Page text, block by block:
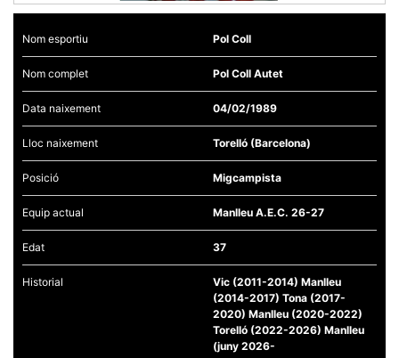
Nom esportiu Pol Coll
Nom complet Pol Coll Autet
Data naixement 04/02/1989
Lloc naixement Torelló (Barcelona)
Posició Migcampista
Equip actual Manlleu A.E.C. 26-27
Edat 37
Historial
Vic (2011-2014) Manlleu
(2014-2017) Tona (2017-
2020) Manlleu (2020-2022)
Torelló (2022-2026) Manlleu
(juny 2026-
Necessàries
són
opcionals,
són
necessàries
funcionament
tècnic de la
Estadístiques
Recopilem
dades
estadístiques
de manera